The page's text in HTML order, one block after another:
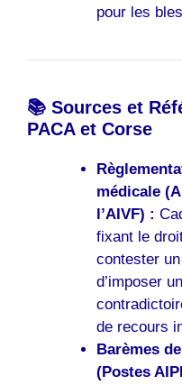
pour les
📚 Sources et
PACA et Corse
médicale
l’AIVF) :
fixant le
contester
d’imposer
de recours
Barèmes
(Postes